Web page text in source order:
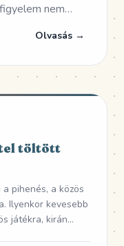
nem
lehet
Olvasás →
töltött
pihenés, a közös
Ilyenkor kevesebb
játékra, kirán...